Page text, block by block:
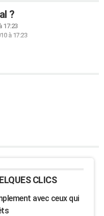
?
17:23
à 17:23
CLICS
avec ceux qui